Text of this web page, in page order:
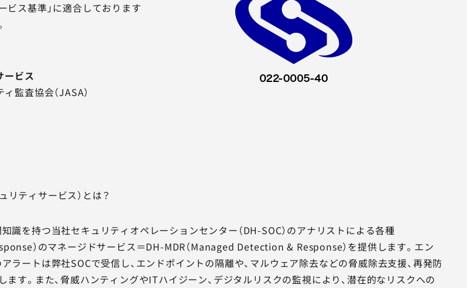
ビス基準」に適合しております
ービス
監査協会（JASA）
リティサービス）とは？
識を持つ当社セキュリティオペレーションセンター（DH-SOC）のアナリストによる各種
）のマネージドサービス＝DH-MDR（Managed Detection & Response）を提供します。エン
ラートは弊社SOCで受信し、エンドポイントの隔離や、マルウェア除去などの脅威除去支援、再発防
ます。また、脅威ハンティングやITハイジーン、デジタルリスクの監視により、潜在的なリスクへの